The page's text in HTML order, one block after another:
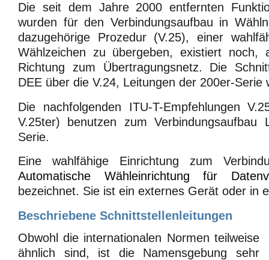
Die seit dem Jahre 2000 entfernten
wurden für den Verbindungsaufbau in
dazugehörige Prozedur (V.25), einer
Wählzeichen zu übergeben, existiert noch,
Richtung zum Übertragungsnetz. Die
DEE über die V.24, Leitungen der 200er-Serie
Die nachfolgenden ITU-T-Empfehlungen
V.25ter) benutzen zum Verbindungsaufbau
Serie.
Eine wahlfähige Einrichtung zum
Automatische Wähleinrichtung für
bezeichnet. Sie ist ein externes Gerät oder in
Beschriebene Schnittstellenleitungen
Obwohl die internationalen Normen teilweise
ähnlich sind, ist die Namensgebung sehr